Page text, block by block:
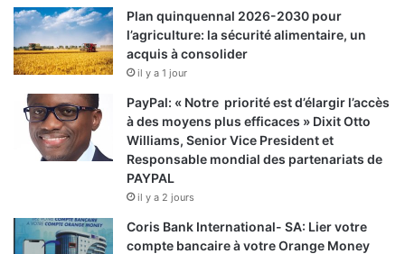
Plan quinquennal 2026-2030 pour
l’agriculture: la sécurité alimentaire, un
acquis à consolider
il y a 1 jour
PayPal: « Notre priorité est d’élargir l’accès
à des moyens plus efficaces » Dixit Otto
Williams, Senior Vice President et
Responsable mondial des partenariats de
PAYPAL
il y a 2 jours
Coris Bank International- SA: Lier votre
compte bancaire à votre Orange Money